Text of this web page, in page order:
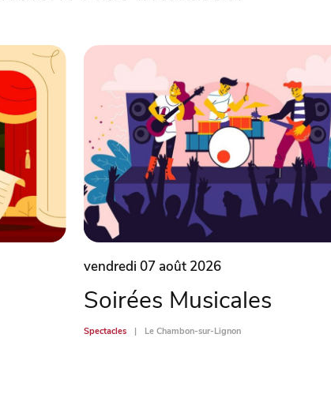
vendredi 07 août 2026
Soirées Musicales
Spectacles Le Chambon-sur-Lignon